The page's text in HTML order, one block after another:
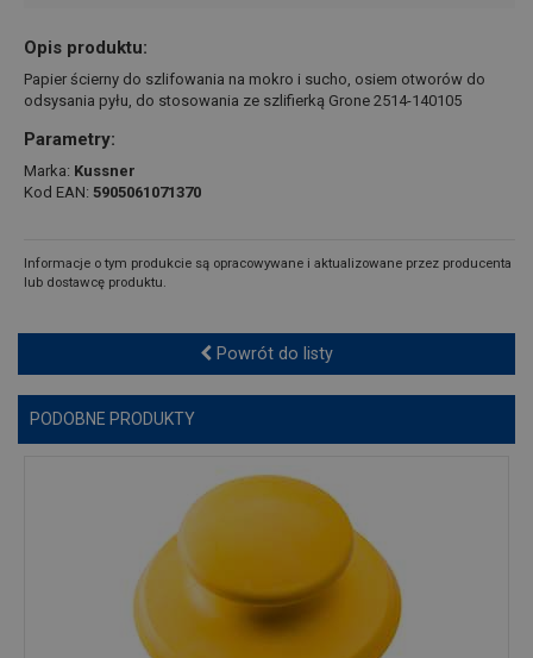
Opis produktu:
Papier ścierny do szlifowania na mokro i sucho, osiem otworów do
odsysania pyłu, do stosowania ze szlifierką Grone 2514-140105
Parametry:
Marka: Kussner
Kod EAN: 5905061071370
Informacje o tym produkcie są opracowywane i aktualizowane przez producenta
lub dostawcę produktu.
Powrót do listy
PODOBNE PRODUKTY